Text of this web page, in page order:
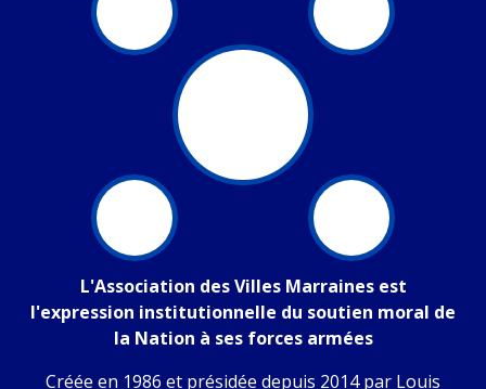
L'Association des Villes Marraines est
l'expression institutionnelle du soutien moral de
la Nation à ses forces armées
Créée en 1986 et présidée depuis 2014 par Louis